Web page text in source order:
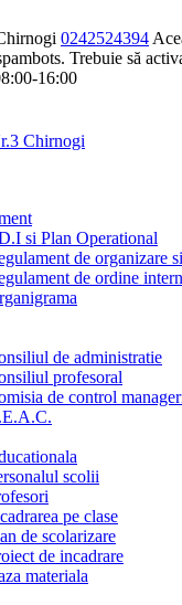
0242524394
Trebuie să
16:00
Chirnogi
si Plan Operational
de organizare
de ordine
de administratie
profesoral
de control
scolii
pe clase
de scolarizare
de incadrare
materiala